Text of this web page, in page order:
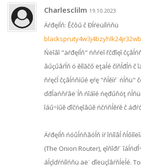
Charlesclilm 19.10.2023
Äŕđęíĺň: Ěčôű č Đĺŕëüíîńňü
Ńëîâî "äŕđęíĺň" ńňŕëî řčđîęî
âűçűâŕĺň ó ěíîăčő ëţäĺé číňĺđĺń č
ňŕęćĺ čçâĺńňíűé ęŕę "ňĺěíŕ˙ ńĺňü"
ďđĺäńňŕâë˙ĺň ńîáîé ńęđűňóţ
îáű÷íűě ďîčńęîâűě ńčńňĺěŕě č
Äŕđęíĺň ńóůĺńňâóĺň íŕ îńíîâĺ
(The Onion Router), ęîňîđŕ˙
áĺçîďŕńíîńňü äë˙ ďîëüçîâŕňĺëĺé.